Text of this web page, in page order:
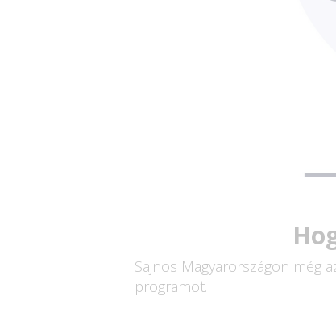
Sajnos Magyarországon még
programot.